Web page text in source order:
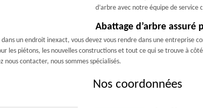
d’arbre avec notre équipe de service
Abattage d’arbre assuré
un endroit inexact, vous devez vous rendre dans une entreprise
les piétons, les nouvelles constructions et tout ce qui se trouve à
nous contacter, nous sommes spécialisés.
Nos coordonnées